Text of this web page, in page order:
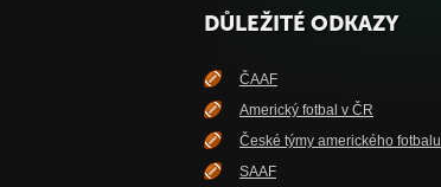
DŮLEŽITÉ ODKAZY
ČAAF
Americký fotbal v ČR
České týmy amerického fotbalu
SAAF